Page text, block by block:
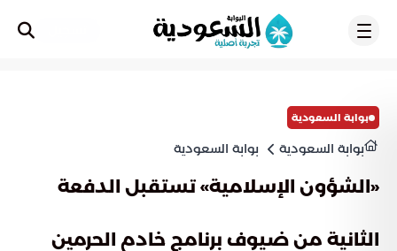
بوابة السعودية
بوابة السعودية بوابة السعودية
«الشؤون الإسلامية» تستقبل الدفعة
الثانية من ضيوف برنامج خادم الحرمين